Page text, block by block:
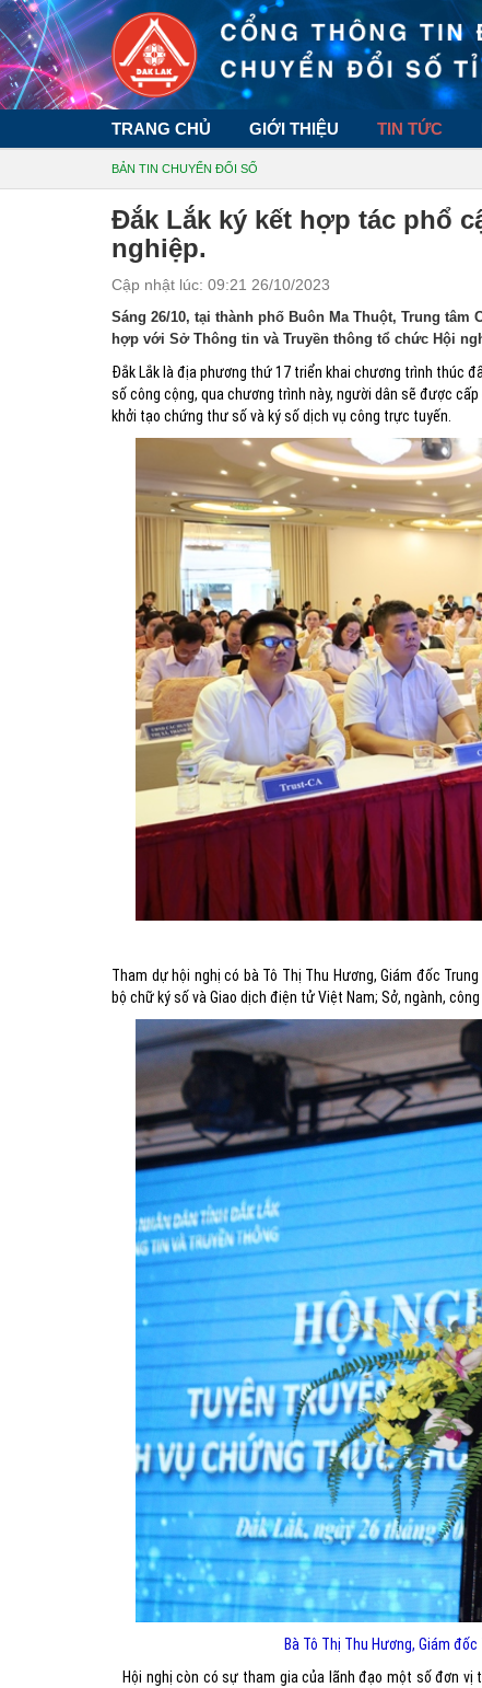
TRANG CHỦ GIỚI THIỆU TIN TỨC
BẢN TIN CHUYỂN ĐỔI SỐ
Đắk Lắk ký kết hợp tác phổ
nghiệp.
Cập nhật lúc: 09:21 26/10/2023
Sáng 26/10, tại thành phố Buôn Ma Thuột, Trung
hợp với Sở Thông tin và Truyền thông tổ chức Hội
Đắk Lắk là địa phương thứ 17 triển khai chương trình thúc
số công cộng, qua chương trình này, người dân sẽ được
khởi tạo chứng thư số và ký số dịch vụ công trực tuyến.
Tham dự hội nghị có bà Tô Thị Thu Hương, Giám đốc
bộ chữ ký số và Giao dịch điện tử Việt Nam; Sở, ngành,
Bà Tô Thị Thu Hương, Giám
Hội nghị còn có sự tham gia của lãnh đạo một số đơn vị